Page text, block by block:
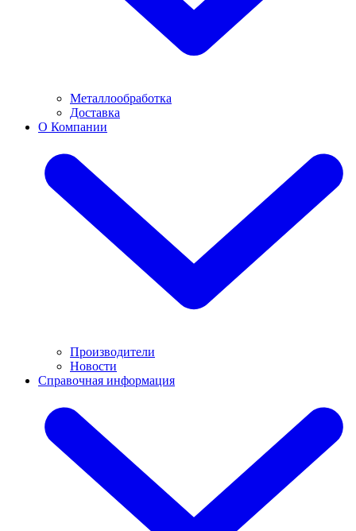
Металлообработка
Доставка
О Компании
Производители
Новости
Справочная информация